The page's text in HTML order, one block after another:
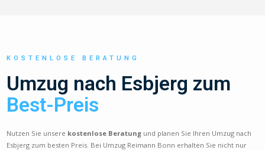
KOSTENLOSE BERATUNG
Umzug nach Esbjerg zum
Best-Preis
Nutzen Sie unsere kostenlose Beratung und planen Sie Ihren Umzug nach
Esbjerg zum besten Preis. Bei Umzug Reimann Bonn erhalten Sie nicht nur